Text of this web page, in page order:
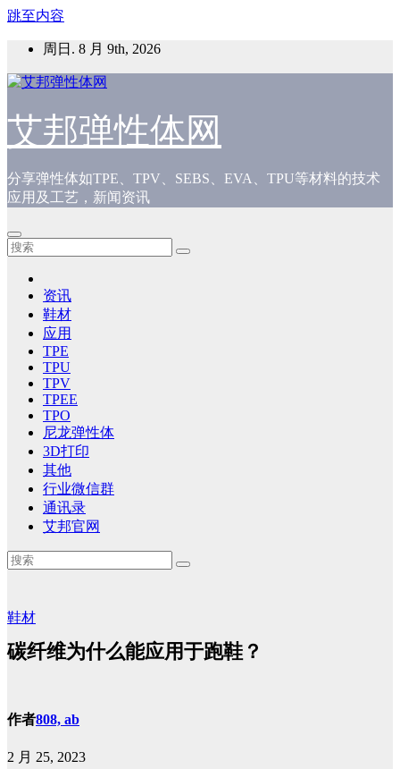
跳至内容
周日. 8 月 9th, 2026
艾邦弹性体网
分享弹性体如TPE、TPV、SEBS、EVA、TPU等材料的技术
应用及工艺，新闻资讯
资讯
鞋材
应用
TPE
TPU
TPV
TPEE
TPO
尼龙弹性体
3D打印
其他
行业微信群
通讯录
艾邦官网
鞋材
碳纤维为什么能应用于跑鞋？
作者808, ab
2 月 25, 2023